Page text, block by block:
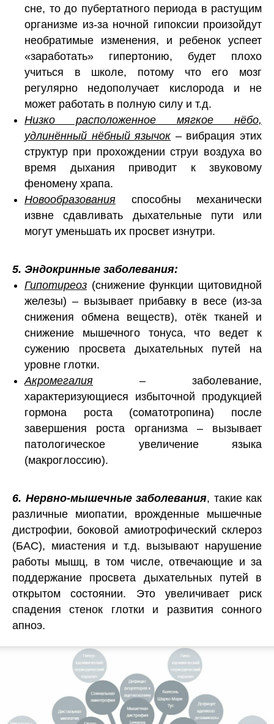
сне, то до пубертатного периода в растущим
организме из-за ночной гипоксии произойдут
необратимые изменения, и ребенок успеет
«заработать» гипертонию, будет плохо
учиться в школе, потому что его мозг
регулярно недополучает кислорода и не
может работать в полную силу и т.д.
Низко расположенное мягкое нёбо,
удлинённый нёбный язычок – вибрация этих
структур при прохождении струи воздуха во
время дыхания приводит к звуковому
феномену храпа.
Новообразования способны механически
извне сдавливать дыхательные пути или
могут уменьшать их просвет изнутри.
5. Эндокринные заболевания:
Гипотиреоз (снижение функции щитовидной
железы) – вызывает прибавку в весе (из-за
снижения обмена веществ), отёк тканей и
снижение мышечного тонуса, что ведет к
сужению просвета дыхательных путей на
уровне глотки.
Акромегалия – заболевание,
характеризующиеся избыточной продукцией
гормона роста (соматотропина) после
завершения роста организма – вызывает
патологическое увеличение языка
(макроглоссию).
6. Нервно-мышечные заболевания, такие как
различные миопатии, врожденные мышечные
дистрофии, боковой амиотрофический склероз
(БАС), миастения и т.д. вызывают нарушение
работы мышц, в том числе, отвечающие и за
поддержание просвета дыхательных путей в
открытом состоянии. Это увеличивает риск
спадения стенок глотки и развития сонного
апноэ.